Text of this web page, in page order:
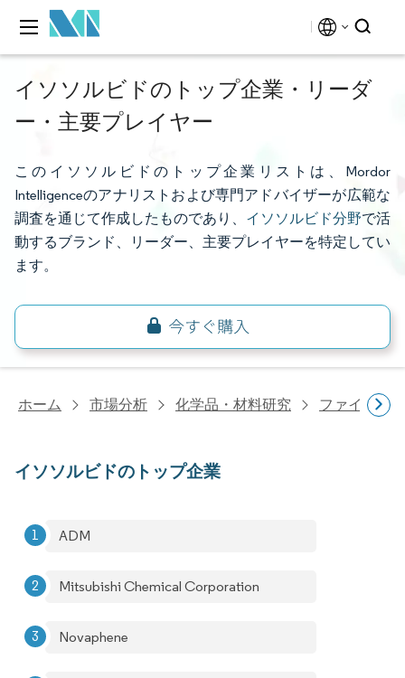
イソソルビドのトップ企業・リーダ
ー・主要プレイヤー
このイソソルビドのトップ企業リストは、Mordor
Intelligenceのアナリストおよび専門アドバイザーが広範な
調査を通じて作成したものであり、 イソソルビド分野で活
動するブランド、リーダー、主要プレイヤーを特定してい
ます。
ホーム 市場分析 化学品・材料研究 ファインケ
イソソルビドのトップ企業
ADM
Mitsubishi Chemical Corporation
Novaphene